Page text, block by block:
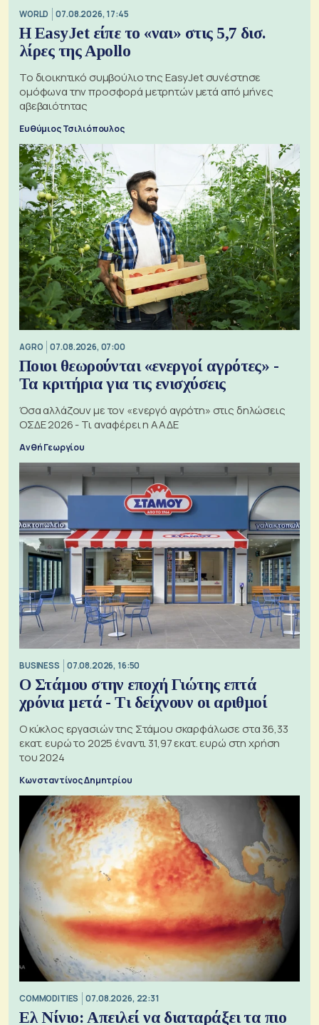
WORLD 07.08.2026, 17:45
Η EasyJet είπε το «ναι» στις 5,7 δισ.
λίρες της Apollo
Το διοικητικό συμβούλιο της EasyJet συνέστησε
ομόφωνα την προσφορά μετρητών μετά από μήνες
αβεβαιότητας
Ευθύμιος Τσιλιόπουλος
AGRO 07.08.2026, 07:00
Ποιοι θεωρούνται «ενεργοί αγρότες» -
Τα κριτήρια για τις ενισχύσεις
Όσα αλλάζουν με τον «ενεργό αγρότη» στις δηλώσεις
ΟΣΔΕ 2026 - Τι αναφέρει η ΑΑΔΕ
Ανθή Γεωργίου
BUSINESS 07.08.2026, 16:50
Ο Στάμου στην εποχή Γιώτης επτά
χρόνια μετά - Τι δείχνουν οι αριθμοί
Ο κύκλος εργασιών της Στάμου σκαρφάλωσε στα 36,33
εκατ. ευρώ το 2025 έναντι 31,97 εκατ. ευρώ στη χρήση
του 2024
Κωνσταντίνος Δημητρίου
COMMODITIES 07.08.2026, 22:31
Ελ Νίνιο: Απειλεί να διαταράξει τα πιο